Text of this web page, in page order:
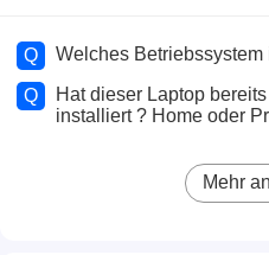
Ninkear N16 Pro verfügt
mAh Lithium-Ionen-Akku
den Anforderungen einer
gerecht wird.
Das WiFi6-WLAN bietet
Q Welches Betriebssystem
Q
Hat dieser Laptop
installiert ? Home oder
Festplatte zuMehr